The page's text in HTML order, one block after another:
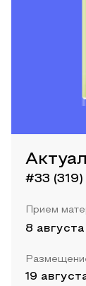
#33 (319)
Прием
8 августа
19